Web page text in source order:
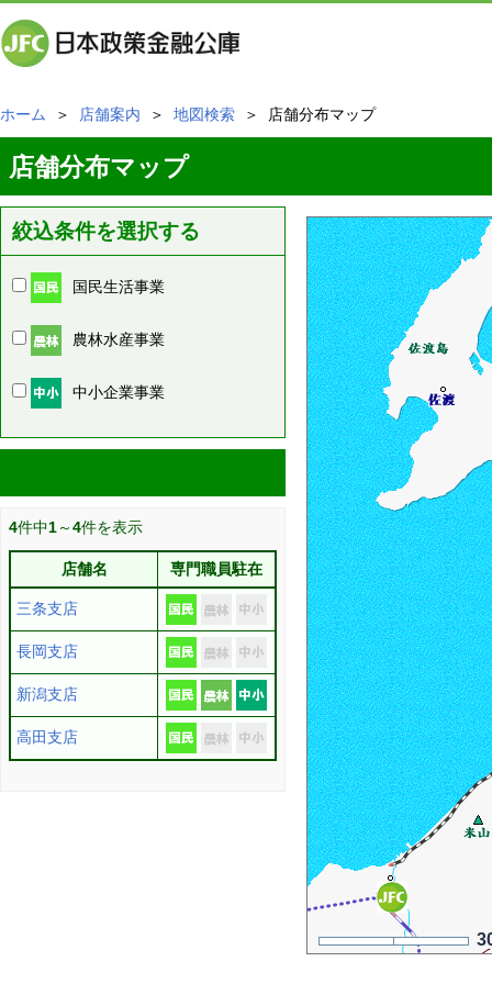
ホーム ＞ 店舗案内 ＞ 地図検索 ＞ 店舗分布マップ
店舗分布マップ
絞込条件を選択する
国民生活事業
農林水産事業
中小企業事業
4件中1～4件を表示
店舗名 専門職員駐在
三条支店
長岡支店
新潟支店
高田支店